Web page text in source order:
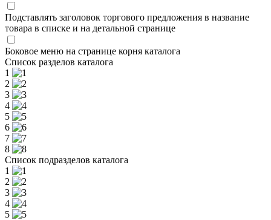
Подставлять заголовок торгового предложения в название
товара в списке и на детальной странице
Боковое меню на странице корня каталога
Список разделов каталога
1
2
3
4
5
6
7
8
Список подразделов каталога
1
2
3
4
5